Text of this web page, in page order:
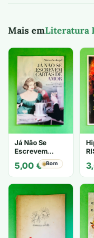
6,00 €.
5,00 €.
Mais emLiteratura
Já Não Se
Escrevem
Cartas de Amor
- Mário
Zambujal
5,00 € Bom